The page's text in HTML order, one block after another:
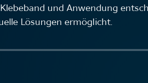
und Anwendung
Lösungen ermöglicht.